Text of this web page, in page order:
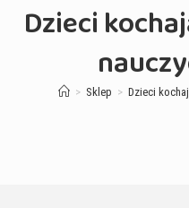
Dzieci
> Sklep > Dzieci